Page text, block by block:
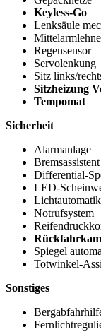
Keyless-Go
Lenksäule
Mittelarmlehne
Regensensor
Servolenkung
Sitz links/
Sitzheizung
Tempomat
Sicherheit
Alarmanlage
Bremsassistent
Differential-
LED-
Lichtautomatik
Notrufsystem
Spiegel
Totwinkel-
Sonstiges